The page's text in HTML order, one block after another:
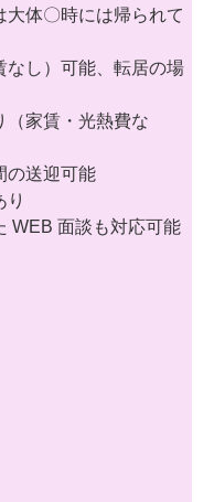
体〇時には帰られて
なし）可能、転居の場
（家賃・光熱費な
の送迎可能
り
WEB 面談も対応可能